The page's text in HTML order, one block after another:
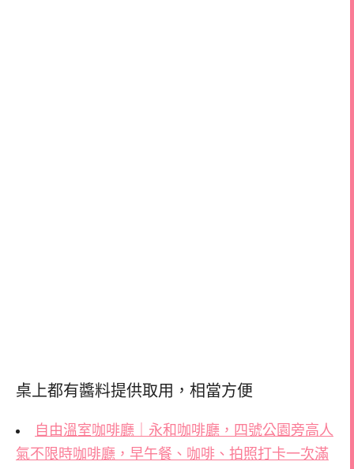
桌上都有醬料提供取用，相當方便
自由溫室咖啡廳｜永和咖啡廳，四號公園旁高人
氣不限時咖啡廳，早午餐、咖啡、拍照打卡一次滿